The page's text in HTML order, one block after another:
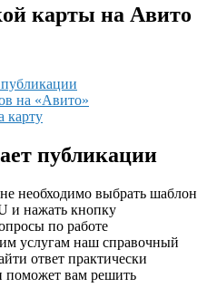
карты на Авито
на «Авито»
карту
публикации
необходимо выбрать шаблон
и нажать кнопку
по работе
услугам наш справочный
ответ практически
поможет вам решить